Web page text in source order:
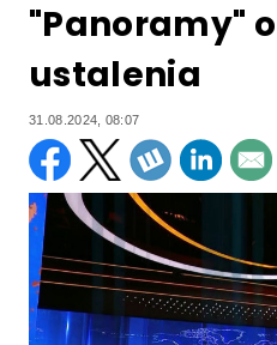
"Panoramy"
ustalenia
31.08.2024, 08:07